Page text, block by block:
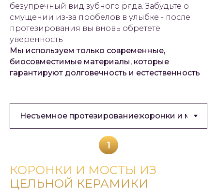
безупречный вид зубного ряда. Забудьте о
смущении из-за пробелов в улыбке - после
протезирования вы вновь обретете
уверенность
Мы используем только современные,
биосовместимые материалы, которые
гарантируют долговечность и естественность
1
КОРОНКИ И МОСТЫ ИЗ
ЦЕЛЬНОЙ КЕРАМИКИ